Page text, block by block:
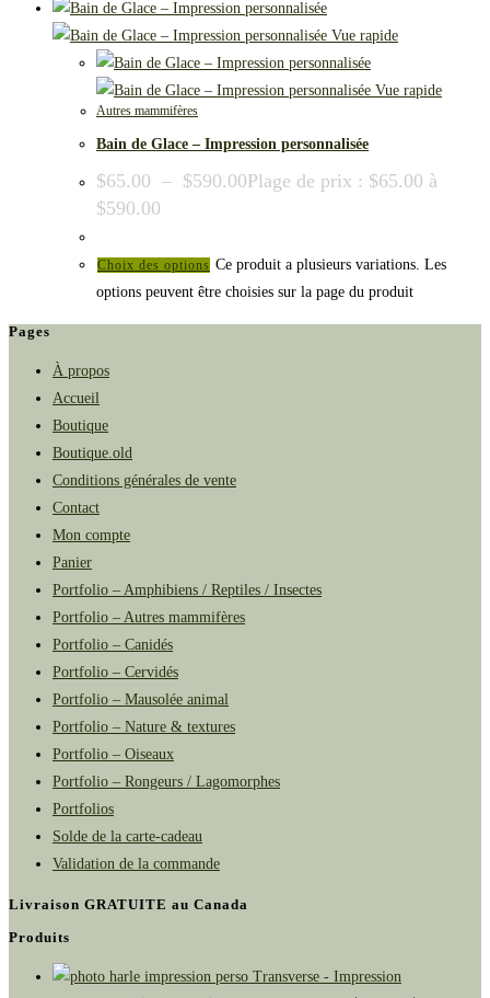
Vue rapide
Vue rapide
Autres mammifères
Bain de Glace – Impression personnalisée
$65.00 – $590.00Plage de prix : $65.00 à
$590.00
Choix des options Ce produit a plusieurs variations. Les
options peuvent être choisies sur la page du produit
Pages
À propos
Accueil
Boutique
Boutique.old
Conditions générales de vente
Contact
Mon compte
Panier
Portfolio – Amphibiens / Reptiles / Insectes
Portfolio – Autres mammifères
Portfolio – Canidés
Portfolio – Cervidés
Portfolio – Mausolée animal
Portfolio – Nature & textures
Portfolio – Oiseaux
Portfolio – Rongeurs / Lagomorphes
Portfolios
Solde de la carte-cadeau
Validation de la commande
Livraison GRATUITE au Canada
Produits
Transverse - Impression